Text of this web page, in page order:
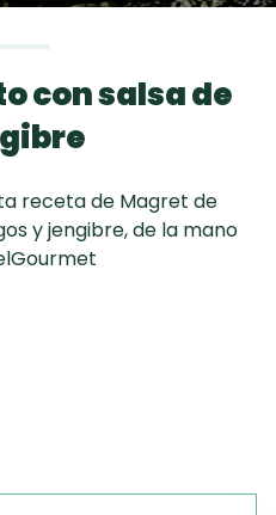
Chispas de
Chocolate
Red Velvet
con salsa de
receta de Magret de
y jengibre, de la mano